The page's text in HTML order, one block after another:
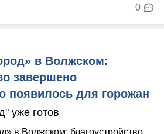
0
в Волжском:
завершено
появилось для горожан
уже готов